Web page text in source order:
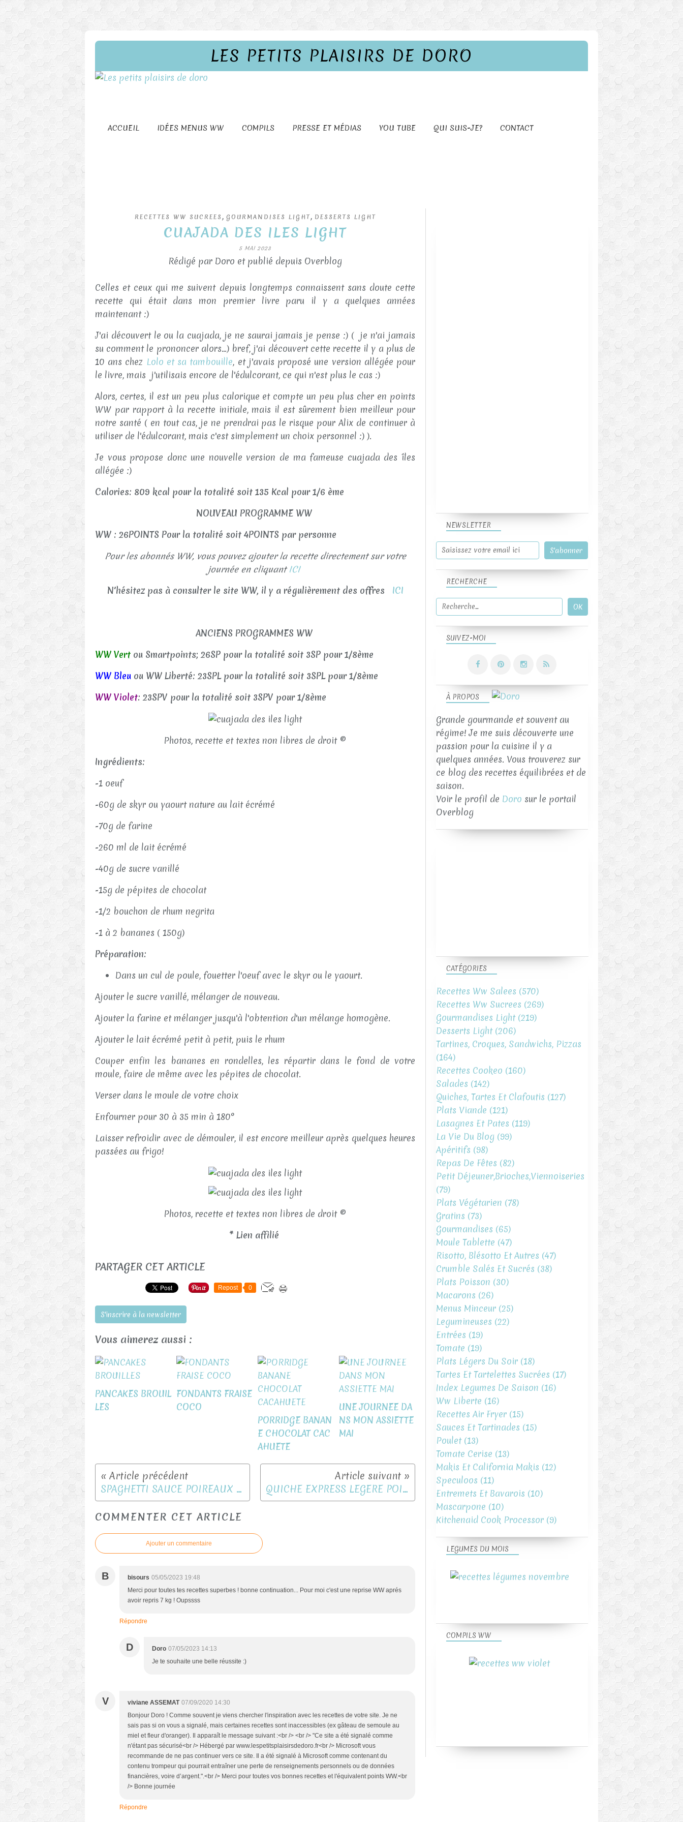
LES PETITS PLAISIRS DE DORO
ACCUEIL IDÉES MENUS WW COMPILS PRESSE ET MÉDIAS YOU TUBE QUI SUIS-JE? CONTACT
RECETTES WW SUCREES , GOURMANDISES LIGHT, DESSERTS LIGHT
CUAJADA DES ILES LIGHT
5 MAI 2023
Rédigé par Doro et publié depuis Overblog
Celles et ceux qui me suivent depuis longtemps connaissent sans doute cette
recette qui était dans mon premier livre paru il y a quelques années
maintenant :)
J'ai découvert le ou la cuajada, je ne saurai jamais je pense :) ( je n'ai jamais
su comment le prononcer alors...) bref, j'ai découvert cette recette il y a plus de
10 ans chez Lolo et sa tambouille, et j'avais proposé une version allégée pour
le livre, mais j'utilisais encore de l'édulcorant, ce qui n'est plus le cas :)
Alors, certes, il est un peu plus calorique et compte un peu plus cher en points
WW par rapport à la recette initiale, mais il est sûrement bien meilleur pour
notre santé ( en tout cas, je ne prendrai pas le risque pour Alix de continuer à
utiliser de l'édulcorant, mais c'est simplement un choix personnel :) ).
Je vous propose donc une nouvelle version de ma fameuse cuajada des îles
allégée :)
Calories: 809 kcal pour la totalité soit 135 Kcal pour 1/6 ème
NOUVEAU PROGRAMME WW
WW : 26POINTS Pour la totalité soit 4POINTS par personne
Pour les abonnés WW, vous pouvez ajouter la recette directement sur votre
journée en cliquantICI
N'hésitez pas à consulter le site WW, il y a régulièrement des offres
ICI
ANCIENS PROGRAMMES WW
WW Vert ou Smartpoints; 26SP pour la totalité soit 3SP pour 1/8ème
WW Bleu ou WW Liberté: 23SPL pour la totalité soit 3SPL pour 1/8ème
WW Violet: 23SPV pour la totalité soit 3SPV pour 1/8ème
Photos, recette et textes non libres de droit ©
Ingrédients:
-1 oeuf
-60g de skyr ou yaourt nature au lait écrémé
-70g de farine
-260 ml de lait écrémé
-40g de sucre vanillé
-15g de pépites de chocolat
-1/2 bouchon de rhum negrita
-1 à 2 bananes ( 150g)
Préparation:
Dans un cul de poule, fouetter l'oeuf avec le skyr ou le yaourt.
Ajouter le sucre vanillé, mélanger de nouveau.
Ajouter la farine et mélanger jusqu'à l'obtention d'un mélange homogène.
Ajouter le lait écrémé petit à petit, puis le rhum
Couper enfin les bananes en rondelles, les répartir dans le fond de votre
moule, faire de même avec les pépites de chocolat.
Verser dans le moule de votre choix
Enfourner pour 30 à 35 min à 180°
Laisser refroidir avec de démouler, il est encore meilleur après quelques heures
passées au frigo!
Photos, recette et textes non libres de droit ©
* Lien affilié
PARTAGER CET ARTICLE
Repost 0
S'inscrire à la newsletter
Vous aimerez aussi :
PANCAKES BROUIL
LES
FONDANTS FRAISE
COCO
PORRIDGE BANAN
E CHOCOLAT CAC
AHUETE
UNE JOURNEE DA
NS MON ASSIETTE
MAI
SPAGHETTI SAUCE POIREAUX ET POIS CHICHE QUICHE EXPRESS LEGERE POIVRONS MAIS CHEDDAR
COMMENTER CET ARTICLE
Ajouter un commentaire
B bisours 05/05/2023 19:48
Merci pour toutes tes recettes superbes ! bonne continuation... Pour moi c'est une reprise WW aprés
avoir repris 7 kg ! Oupssss
Répondre
D Doro 07/05/2023 14:13
Je te souhaite une belle réussite :)
V viviane ASSEMAT 07/09/2020 14:30
Bonjour Doro ! Comme souvent je viens chercher l'inspiration avec les recettes de votre site. Je ne
sais pas si on vous a signalé, mais certaines recettes sont inaccessibles (ex gâteau de semoule au
miel et fleur d'oranger). Il apparaît le message suivant :<br /> <br /> "Ce site a été signalé comme
n'étant pas sécurisé<br /> Hébergé par www.lespetitsplaisirsdedoro.fr<br /> Microsoft vous
recommande de ne pas continuer vers ce site. Il a été signalé à Microsoft comme contenant du
contenu trompeur qui pourrait entraîner une perte de renseignements personnels ou de données
financières, voire d’argent.".<br /> Merci pour toutes vos bonnes recettes et l'équivalent points WW.<br
/> Bonne journée
Répondre
NEWSLETTER
SUIVEZ-MOI
RECHERCHE
À PROPOS
Grande gourmande et souvent au
régime! Je me suis découverte une
passion pour la cuisine il y a
quelques années. Vous trouverez sur
ce blog des recettes équilibrées et de
saison.
Voir le profil de Doro sur le portail
Overblog
CATÉGORIES
Recettes Ww Salees (570)
Recettes Ww Sucrees (269)
Gourmandises Light(219)
Desserts Light(206)
Tartines, Croques, Sandwichs, Pizzas
(164)
Recettes Cookeo (160)
Salades (142)
Quiches, Tartes Et Clafoutis (127)
Plats Viande (121)
Lasagnes Et Pates (119)
La Vie Du Blog (99)
Apéritifs (98)
Repas De Fêtes (82)
Petit Déjeuner,brioches,viennoiseries
(79)
Plats Végétarien (78)
Gratins (73)
Gourmandises (65)
Moule Tablette (47)
Risotto, Blésotto Et Autres (47)
Crumble Salés Et Sucrés (38)
Plats Poisson (30)
Macarons (26)
Menus Minceur (25)
Legumineuses (22)
Entrées (19)
Tomate (19)
Plats Légers Du Soir (18)
Tartes Et Tartelettes Sucrées (17)
Index Legumes De Saison (16)
Ww Liberte (16)
Recettes Air Fryer (15)
Sauces Et Tartinades (15)
Poulet(13)
Tomate Cerise (13)
Makis Et California Makis (12)
Speculoos (11)
Entremets Et Bavarois (10)
Mascarpone (10)
Kitchenaid Cook Processor (9)
LEGUMES DU MOIS
COMPILS WW